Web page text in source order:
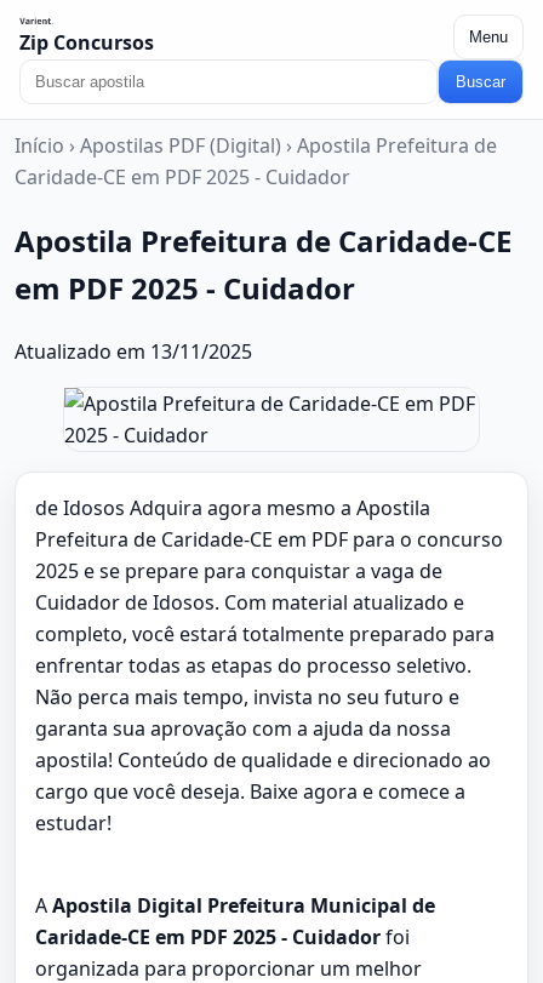
Zip Concursos Menu
Buscar
Início › Apostilas PDF (Digital) › Apostila Prefeitura de
Caridade-CE em PDF 2025 - Cuidador
Apostila Prefeitura de Caridade-CE
em PDF 2025 - Cuidador
Atualizado em 13/11/2025
de Idosos Adquira agora mesmo a Apostila
Prefeitura de Caridade-CE em PDF para o concurso
2025 e se prepare para conquistar a vaga de
Cuidador de Idosos. Com material atualizado e
completo, você estará totalmente preparado para
enfrentar todas as etapas do processo seletivo.
Não perca mais tempo, invista no seu futuro e
garanta sua aprovação com a ajuda da nossa
apostila! Conteúdo de qualidade e direcionado ao
cargo que você deseja. Baixe agora e comece a
estudar!
AApostila Digital Prefeitura Municipal de
Caridade-CE em PDF 2025 - Cuidadorfoi
organizada para proporcionar um melhor